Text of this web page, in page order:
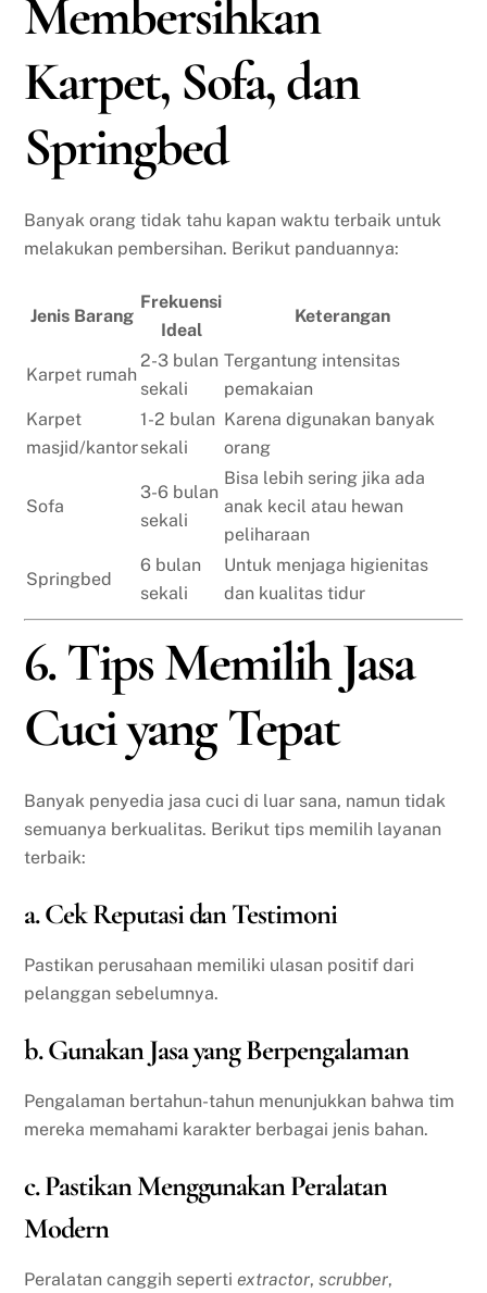
Membersihkan
Karpet, Sofa, dan
Springbed
Banyak orang tidak tahu kapan waktu terbaik untuk
melakukan pembersihan. Berikut panduannya:
Jenis Barang
Frekuensi
Ideal
Keterangan
Karpet rumah
2-3 bulan
sekali
Tergantung intensitas
pemakaian
Karpet
masjid/kantor
1-2 bulan
sekali
Karena digunakan banyak
orang
Sofa
3-6 bulan
sekali
Bisa lebih sering jika ada
anak kecil atau hewan
peliharaan
Springbed
6 bulan
sekali
Untuk menjaga higienitas
dan kualitas tidur
6. Tips Memilih Jasa
Cuci yang Tepat
Banyak penyedia jasa cuci di luar sana, namun tidak
semuanya berkualitas. Berikut tips memilih layanan
terbaik:
a. Cek Reputasi dan Testimoni
Pastikan perusahaan memiliki ulasan positif dari
pelanggan sebelumnya.
b. Gunakan Jasa yang Berpengalaman
Pengalaman bertahun-tahun menunjukkan bahwa tim
mereka memahami karakter berbagai jenis bahan.
c. Pastikan Menggunakan Peralatan
Modern
Peralatan canggih sepertiextractor,scrubber,